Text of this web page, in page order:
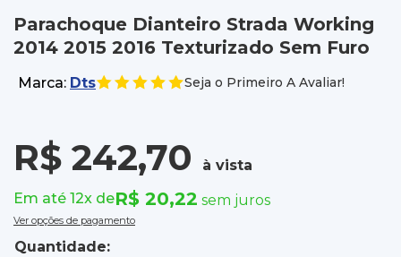
Parachoque Dianteiro Strada Working
2014 2015 2016 Texturizado Sem Furo
Marca: Dts Seja o Primeiro A Avaliar!
R$ 242,70
à vista
Em até 12x deR$ 20,22 sem juros
Ver opções de pagamento
Quantidade: